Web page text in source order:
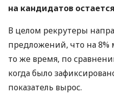
на кандидатов
В целом рекрутеры
предложений, что на
то же время, по
когда было
показатель вырос.